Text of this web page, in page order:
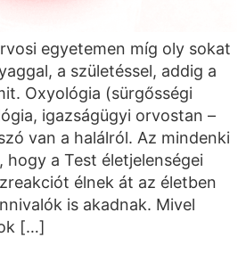
egyetemen míg oly sokat
a születéssel, addig a
Oxyológia (sürgősségi
igazságügyi orvostan –
van a halálról. Az mindenki
a Test életjelenségei
élnek át az életben
is akadnak. Mivel
[…]